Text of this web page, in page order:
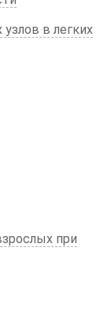
в легких
при